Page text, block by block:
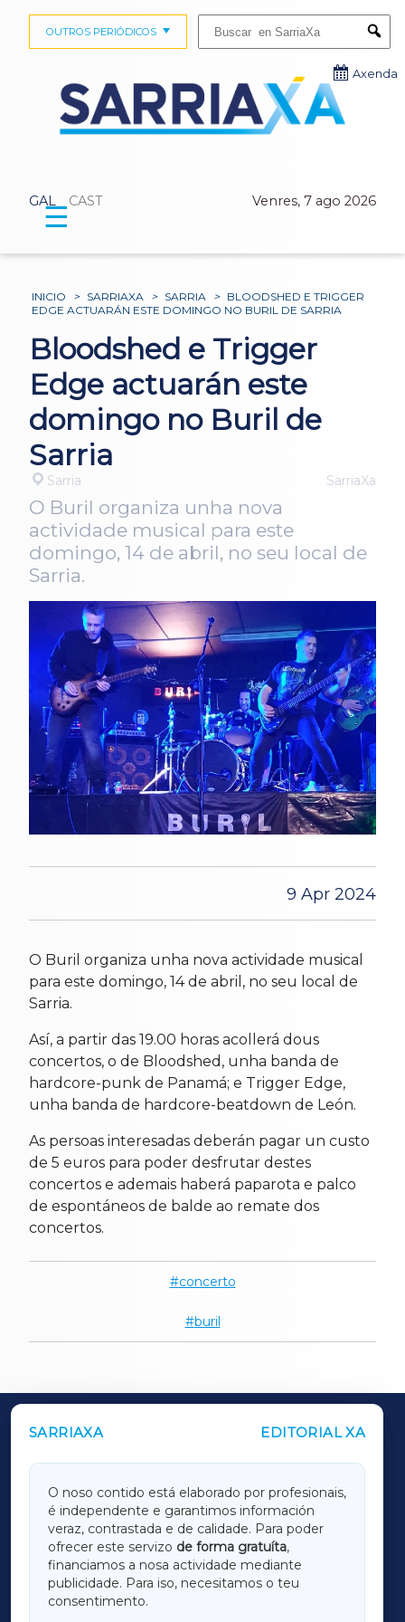
GAL CAST Venres, 7 ago 2026
OUTROS PERIÓDICOS
Axenda
☰
INICIO > SARRIAXA > SARRIA > BLOODSHED E TRIGGER
EDGE ACTUARÁN ESTE DOMINGO NO BURIL DE SARRIA
Bloodshed e Trigger
Edge actuarán este
domingo no Buril de
Sarria
Sarria SarriaXa
O Buril organiza unha nova
actividade musical para este
domingo, 14 de abril, no seu local de
Sarria.
9 Apr 2024
O Buril organiza unha nova actividade musical
para este domingo, 14 de abril, no seu local de
Sarria.
Así, a partir das 19.00 horas acollerá dous
concertos, o de Bloodshed, unha banda de
hardcore-punk de Panamá; e Trigger Edge,
unha banda de hardcore-beatdown de León.
As persoas interesadas deberán pagar un custo
de 5 euros para poder desfrutar destes
concertos e ademais haberá paparota e palco
de espontáneos de balde ao remate dos
concertos.
concerto
buril
SARRIAXA EDITORIAL XA
O noso contido está elaborado por profesionais,
é independente e garantimos información
veraz, contrastada e de calidade. Para poder
ofrecer este servizo de forma gratuíta,
financiamos a nosa actividade mediante
publicidade. Para iso, necesitamos o teu
consentimento.
OUTROS PERIÓDICOS
LUGOXA
TERRACHAXA